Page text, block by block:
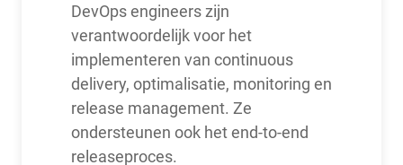
DevOps engineers zijn
verantwoordelijk voor het
implementeren van continuous
delivery, optimalisatie, monitoring en
release management. Ze
ondersteunen ook het end-to-end
releaseproces.